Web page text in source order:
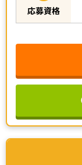
応募資格